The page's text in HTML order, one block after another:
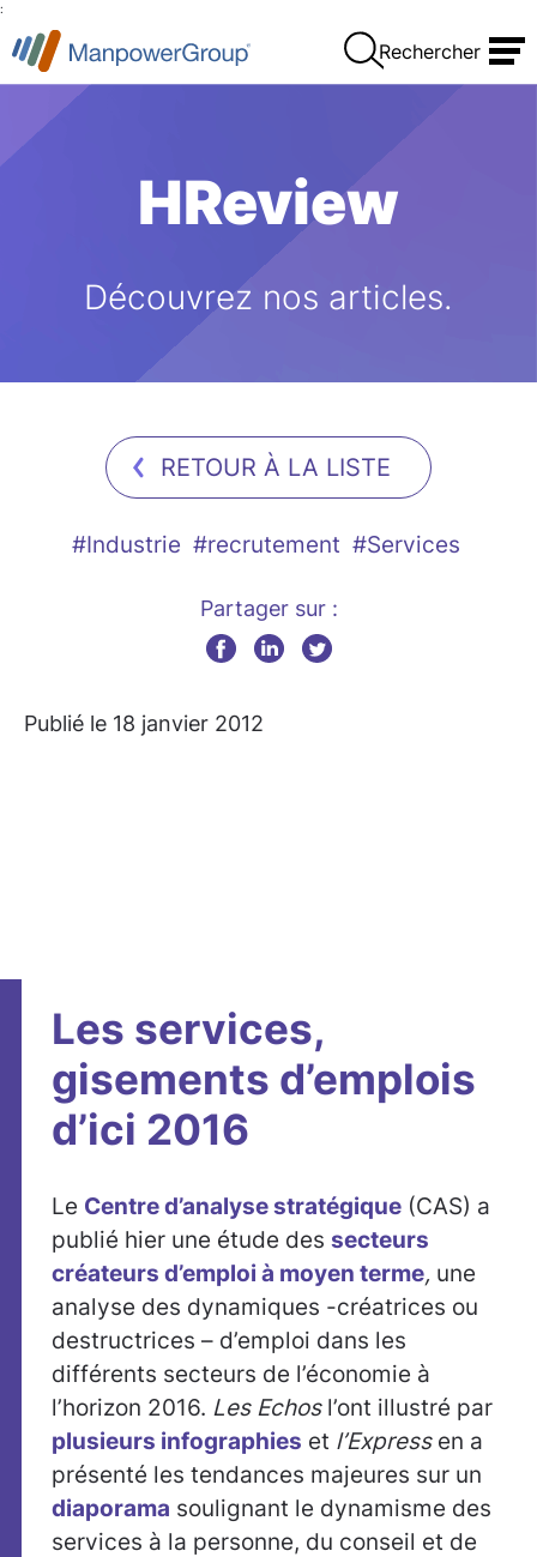
:
Rechercher
HReview
Découvrez nos articles.
RETOUR À LA LISTE
#Industrie #recrutement #Services
Partager sur :
Publié le 18 janvier 2012
Les services,
gisements d’emplois
d’ici 2016
Le Centre d’analyse stratégique (CAS) a
publié hier une étude des secteurs
créateurs d’emploi à moyen terme, une
analyse des dynamiques -créatrices ou
destructrices – d’emploi dans les
différents secteurs de l’économie à
l’horizon 2016. Les Echosl’ont illustré par
plusieurs infographies et l’Expressen a
présenté les tendances majeures sur un
diaporama soulignant le dynamisme des
services à la personne, du conseil et de